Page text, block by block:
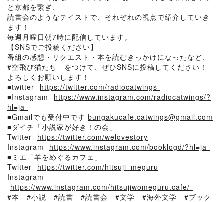
と京都を繋ぎ、
読書会のようなテイストで、それぞれの視点で紹介していき
ます！
毎週月曜日朝7時に配信しています。
【SNSでご投稿ください】
番組の感想・リクエスト・本を読むきっかけになったなど、
#空飛び猫たち をつけて、ぜひSNSに投稿してください！
よろしくお願いします！
■twitter ⁠⁠⁠⁠⁠⁠ https://twitter.com/radiocatwings⁠⁠⁠⁠⁠⁠
■Instagram ⁠⁠⁠⁠⁠⁠ https://www.instagram.com/radiocatwings/?
hl=ja⁠⁠⁠⁠⁠⁠
■Gmailでも受付中です bungakucafe.catwings@gmail.com
■ダイチ「小説家が好き！の会」
Twitter ⁠⁠⁠⁠⁠⁠ https://twitter.com/welovestory
Instagram⁠⁠⁠⁠⁠⁠ https://www.instagram.com/booklogd/?hl=ja⁠⁠⁠⁠⁠⁠
■ミエ「羊をめぐるカフェ」
Twitter⁠⁠⁠⁠⁠⁠ https://twitter.com/hitsuji_meguru
Instagram
https://www.instagram.com/hitsujiwomeguru.cafe/⁠⁠⁠⁠⁠⁠
#本 #小説 #読書 #読書会 #文学 #海外文学 #ブック